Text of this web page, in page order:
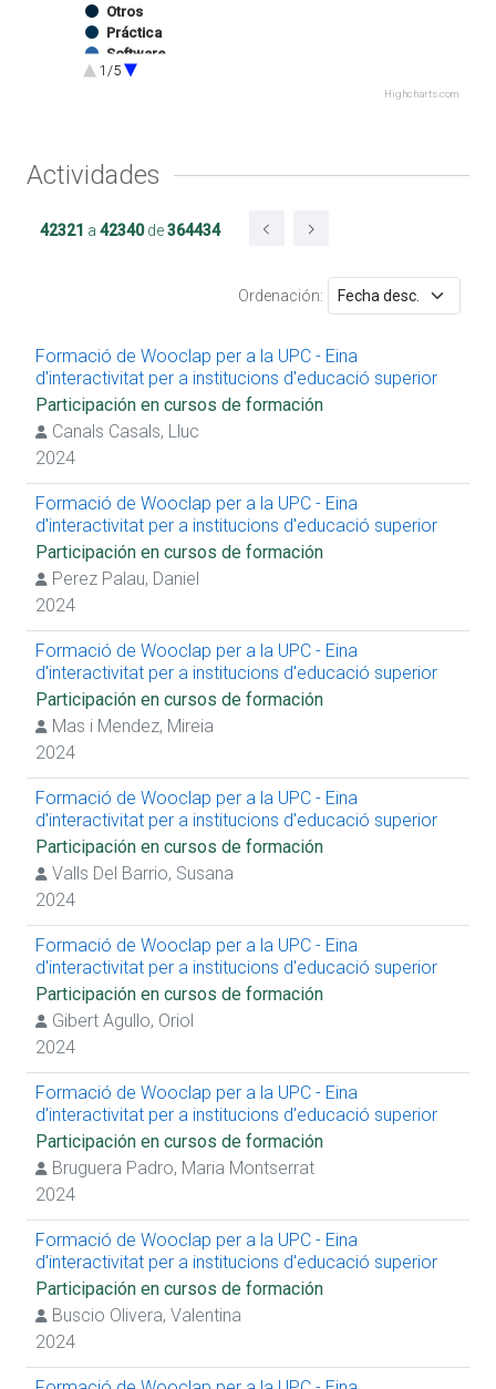
Otros
Práctica
Software
Ejercicio de prácticas
Autoría de capítulo de catálogo de exposición
Website
Proyecto Final de Máster Oficial
Proyecto/Trabajo final de carrera
Estancia en centro RDI
Proyecto final de máster UPC
Trabajo de proyecto
Participación en cursos de formación
Impartición de cursos de formación
Presentación de trabajo en congreso
Artículos de revista (temática docente)
Proyecto de innovación docente
Impartición de conferencia
Proyecto R+D+I competitivo
1/5
Highcharts.com
Actividades
42321 a 42340de364434
Ordenación:
Formació de Wooclap per a la UPC - Eina
d'interactivitat per a institucions d'educació superior
Participación en cursos de formación
Canals Casals, Lluc
2024
Formació de Wooclap per a la UPC - Eina
d'interactivitat per a institucions d'educació superior
Participación en cursos de formación
Perez Palau, Daniel
2024
Formació de Wooclap per a la UPC - Eina
d'interactivitat per a institucions d'educació superior
Participación en cursos de formación
Mas i Mendez, Mireia
2024
Formació de Wooclap per a la UPC - Eina
d'interactivitat per a institucions d'educació superior
Participación en cursos de formación
Valls Del Barrio, Susana
2024
Formació de Wooclap per a la UPC - Eina
d'interactivitat per a institucions d'educació superior
Participación en cursos de formación
Gibert Agullo, Oriol
2024
Formació de Wooclap per a la UPC - Eina
d'interactivitat per a institucions d'educació superior
Participación en cursos de formación
Bruguera Padro, Maria Montserrat
2024
Formació de Wooclap per a la UPC - Eina
d'interactivitat per a institucions d'educació superior
Participación en cursos de formación
Buscio Olivera, Valentina
2024